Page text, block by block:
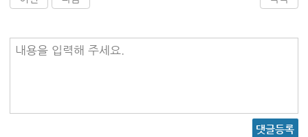
내용을 입력해 주세요.
댓글등록